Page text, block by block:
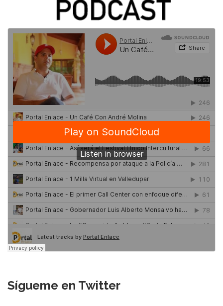
Sígueme en Twitter